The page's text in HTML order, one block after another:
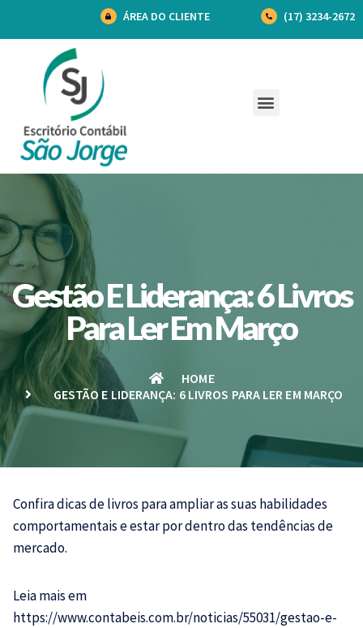
ÁREA DO CLIENTE (17) 3234-2672
Gestão E Liderança: 6 Livros
Para Ler Em Março
HOME
GESTÃO E LIDERANÇA: 6 LIVROS PARA LER EM MARÇO
Confira dicas de livros para ampliar as suas habilidades
comportamentais e estar por dentro das tendências de
mercado.
Leia mais em
https://www.contabeis.com.br/noticias/55031/gestao-e-